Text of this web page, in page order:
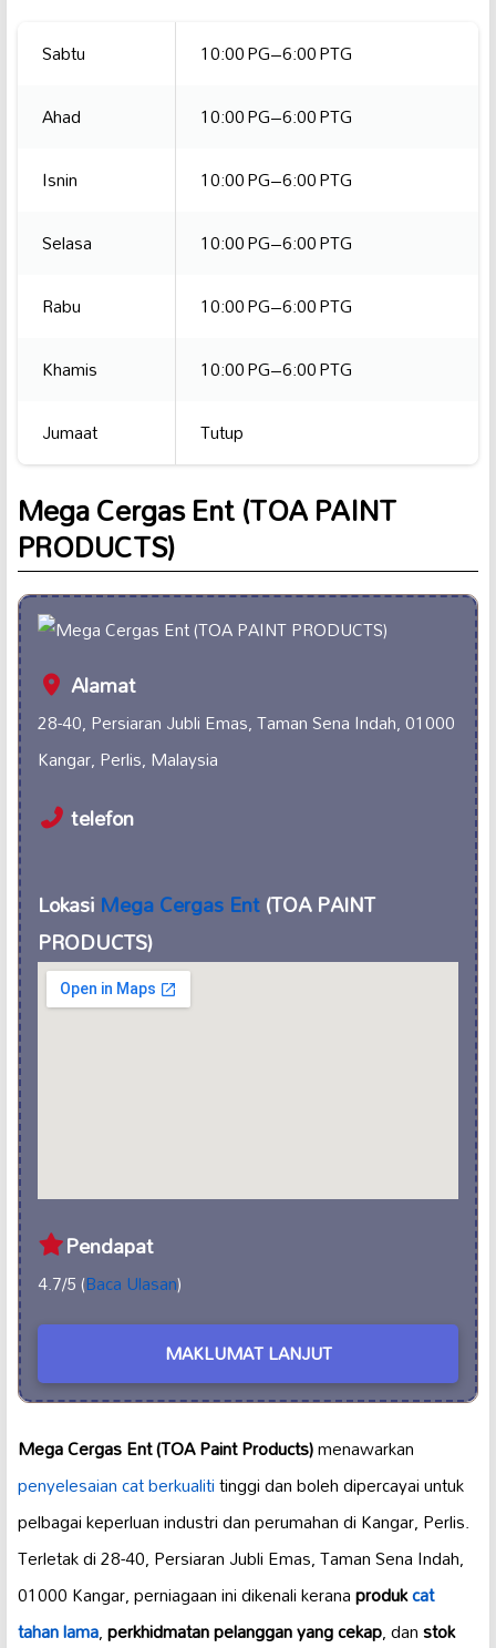
Sabtu
10:00 PG–6:00 PTG
Ahad
10:00 PG–6:00 PTG
Isnin
10:00 PG–6:00 PTG
Selasa
10:00 PG–6:00 PTG
Rabu
10:00 PG–6:00 PTG
Khamis
10:00 PG–6:00 PTG
Jumaat
Tutup
Mega Cergas Ent (TOA PAINT
PRODUCTS)
Alamat
28-40, Persiaran Jubli Emas, Taman Sena Indah, 01000
Kangar, Perlis, Malaysia
telefon
LokasiMega Cergas Ent(TOA PAINT
PRODUCTS)
Pendapat
4.7/5 (Baca Ulasan)
MAKLUMAT LANJUT
Mega Cergas Ent (TOA Paint Products)menawarkan
penyelesaian cat berkualititinggi dan boleh dipercayai untuk
pelbagai keperluan industri dan perumahan di Kangar, Perlis.
Terletak di 28-40, Persiaran Jubli Emas, Taman Sena Indah,
01000 Kangar, perniagaan ini dikenali keranaprodukcat
tahan lama,perkhidmatan pelanggan yang cekap, danstok